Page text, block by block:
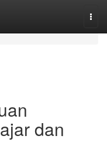
dan